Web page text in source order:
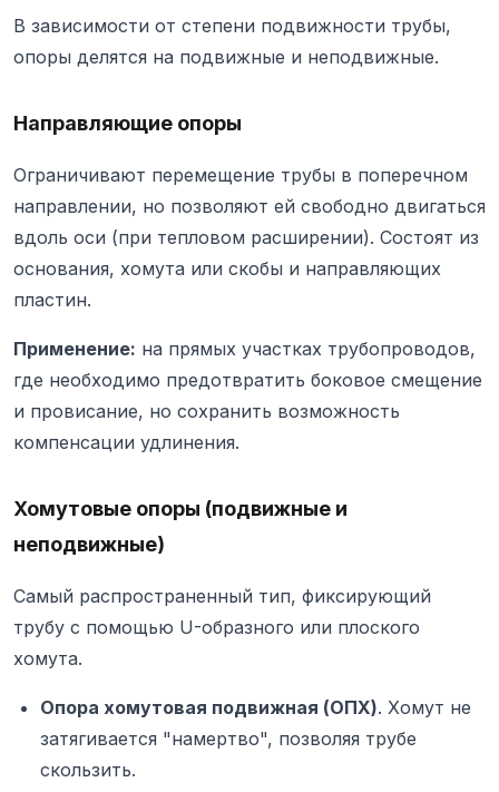
В зависимости от степени подвижности трубы,
опоры делятся на подвижные и неподвижные.
Направляющие опоры
Ограничивают перемещение трубы в поперечном
направлении, но позволяют ей свободно двигаться
вдоль оси (при тепловом расширении). Состоят из
основания, хомута или скобы и направляющих
пластин.
Применение: на прямых участках трубопроводов,
где необходимо предотвратить боковое смещение
и провисание, но сохранить возможность
компенсации удлинения.
Хомутовые опоры (подвижные и
неподвижные)
Самый распространенный тип, фиксирующий
трубу с помощью U-образного или плоского
хомута.
Опора хомутовая подвижная (ОПХ). Хомут не
затягивается "намертво", позволяя трубе
скользить.